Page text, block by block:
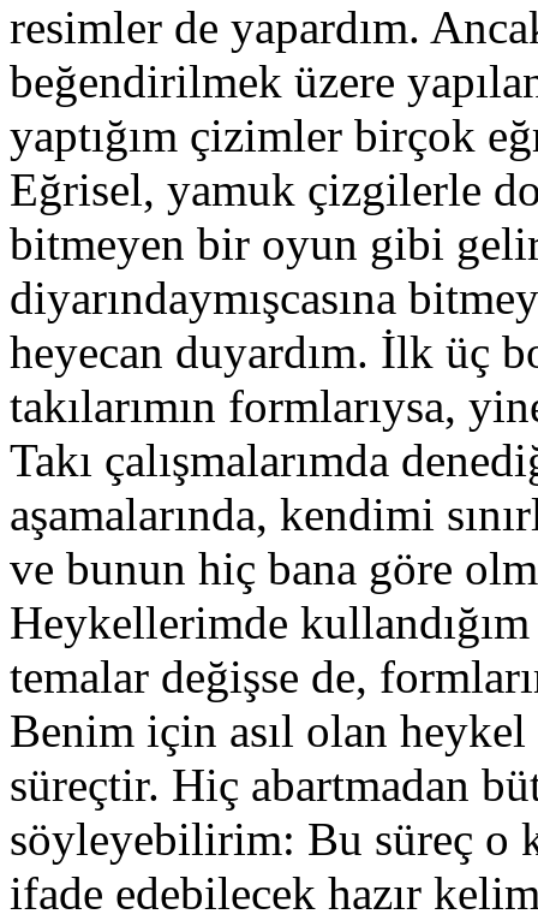
resimler de yapardım.
beğendirilmek üzere
yaptığım çizimler birçok
Eğrisel, yamuk çizgilerle
bitmeyen bir oyun gibi
diyarındaymışcasına
heyecan duyardım. İlk üç
takılarımın formlarıysa,
Takı çalışmalarımda
aşamalarında, kendimi
ve bunun hiç bana göre
Heykellerimde
temalar değişse de,
Benim için asıl olan
süreçtir. Hiç abartmadan
söyleyebilirim: Bu süreç o
ifade edebilecek hazır